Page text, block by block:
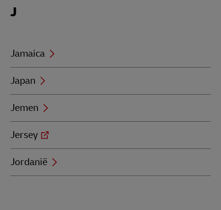
beginning
J
Jamaica
Japan
Jemen
Jersey
Jordanië